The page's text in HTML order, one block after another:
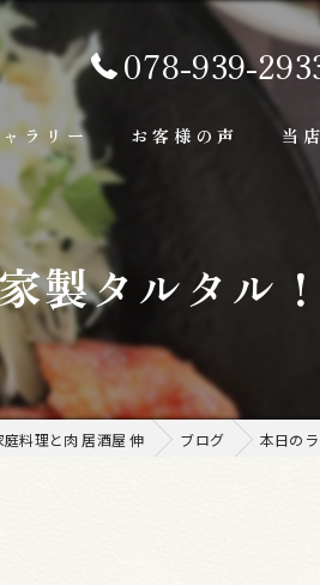
078-939-
ャラリー お客様の声 当
製タルタル！
料理と肉 居酒屋 伸 ブログ 本日の